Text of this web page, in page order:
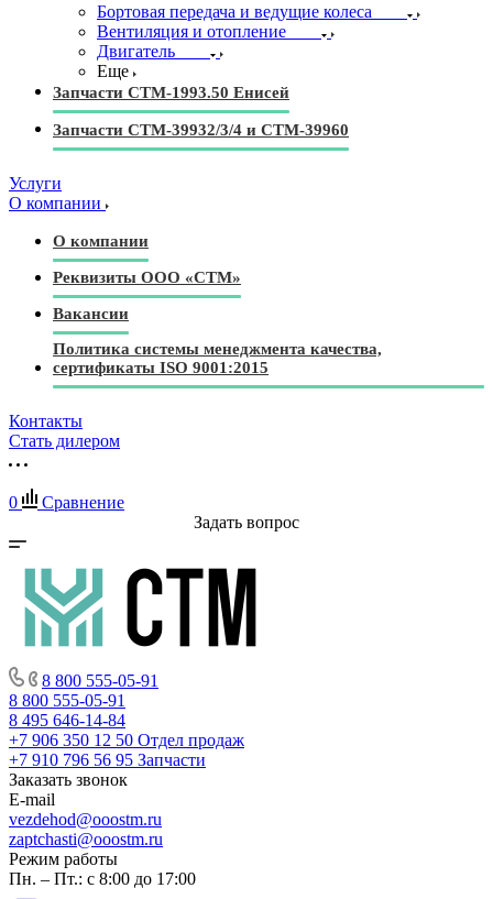
Бортовая передача и ведущие колеса
Вентиляция и отопление
Двигатель
Еще
Запчасти СТМ-1993.50 Енисей
Запчасти СТМ-39932/3/4 и СТМ-39960
Услуги
О компании
О компании
Реквизиты ООО «СТМ»
Вакансии
Политика системы менеджмента качества,
сертификаты ISO 9001:2015
Контакты
Стать дилером
0
Сравнение
Задать вопрос
8 800 555-05-91
8 800 555-05-91
8 495 646-14-84
+7 906 350 12 50 Отдел продаж
+7 910 796 56 95 Запчасти
Заказать звонок
E-mail
vezdehod@ooostm.ru
zaptchasti@ooostm.ru
Режим работы
Пн. – Пт.: с 8:00 до 17:00